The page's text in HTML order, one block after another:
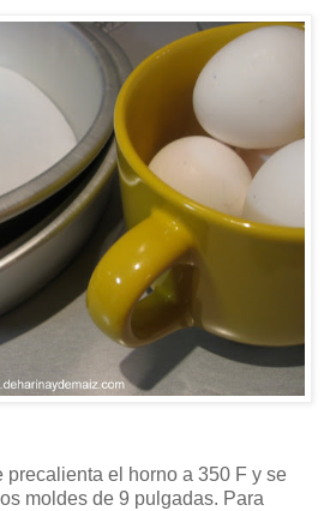
precalienta el horno a 350 F y se
moldes de 9 pulgadas. Para